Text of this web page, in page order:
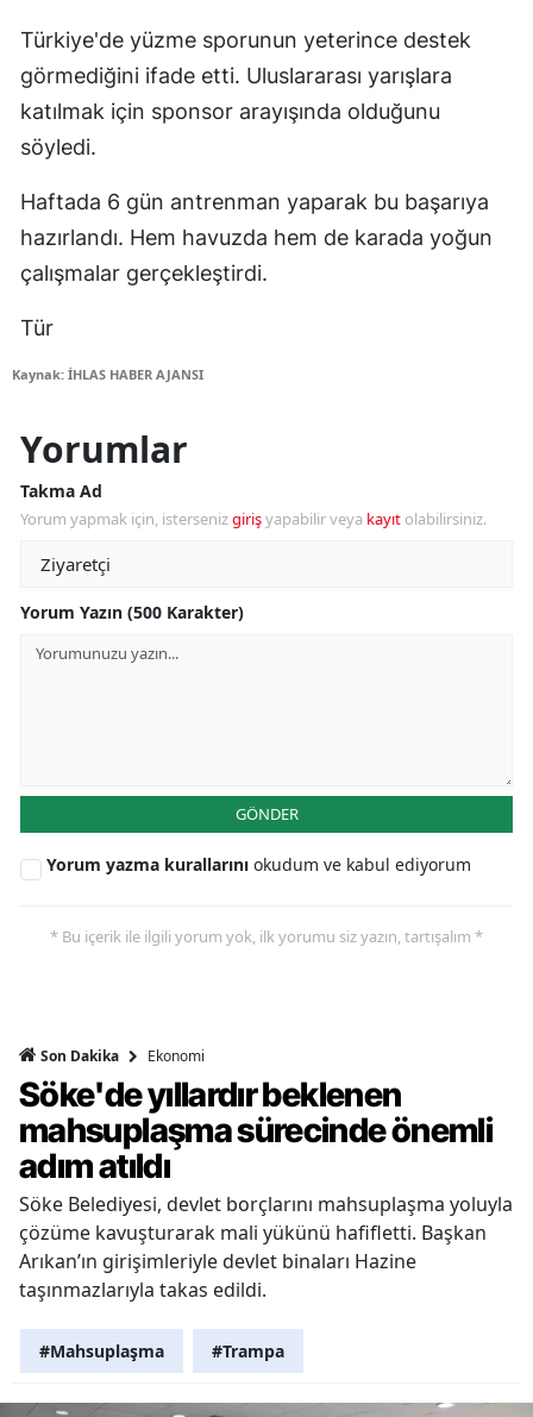
Türkiye'de yüzme sporunun yeterince destek
görmediğini ifade etti. Uluslararası yarışlara
katılmak için sponsor arayışında olduğunu
söyledi.
Haftada 6 gün antrenman yaparak bu başarıya
hazırlandı. Hem havuzda hem de karada yoğun
çalışmalar gerçekleştirdi.
Tür
Kaynak: İHLAS HABER AJANSI
Yorumlar
Takma Ad
Yorum yapmak için, istersenizgirişyapabilir veya kayıt olabilirsiniz.
Yorum Yazın (500 Karakter)
GÖNDER
Yorum yazma kurallarını okudum ve kabul ediyorum
* Bu içerik ile ilgili yorum yok, ilk yorumu siz yazın, tartışalım *
Son Dakika Ekonomi
Söke'de yıllardır beklenen
mahsuplaşma sürecinde önemli
adım atıldı
Söke Belediyesi, devlet borçlarını mahsuplaşma yoluyla
çözüme kavuşturarak mali yükünü hafifletti. Başkan
Arıkan’ın girişimleriyle devlet binaları Hazine
taşınmazlarıyla takas edildi.
#Mahsuplaşma #Trampa